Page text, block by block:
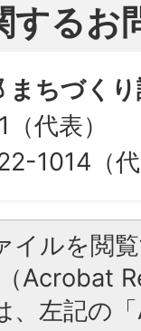
するお
まちづく
代表）
1014（
イルを閲
Acrobat
、左記の